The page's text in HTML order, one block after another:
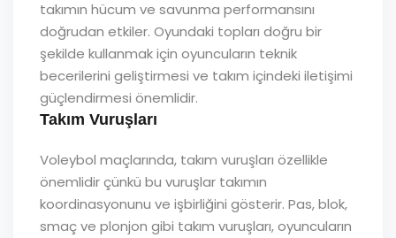
takımın hücum ve savunma performansını
doğrudan etkiler. Oyundaki topları doğru bir
şekilde kullanmak için oyuncuların teknik
becerilerini geliştirmesi ve takım içindeki iletişimi
güçlendirmesi önemlidir.
Takım Vuruşları
Voleybol maçlarında, takım vuruşları özellikle
önemlidir çünkü bu vuruşlar takımın
koordinasyonunu ve işbirliğini gösterir. Pas, blok,
smaç ve plonjon gibi takım vuruşları, oyuncuların